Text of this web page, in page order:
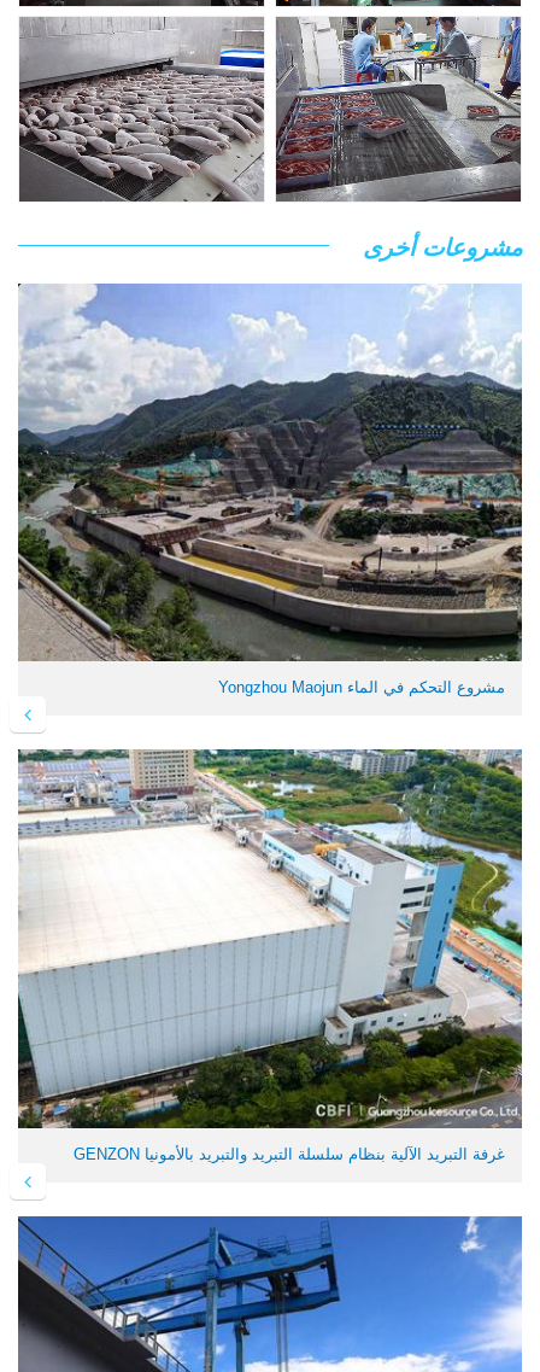
مشروعات أخرى
مشروع التحكم في الماء Yongzhou Maojun
غرفة التبريد الآلية بنظام سلسلة التبريد والتبريد بالأمونيا GENZON